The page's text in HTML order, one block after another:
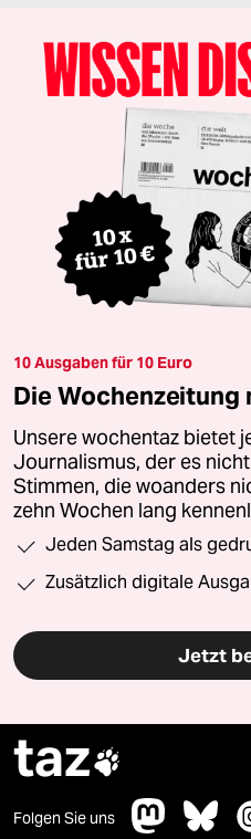
10 Ausgaben für 10 Euro
Die
Unsere wochentaz bietet
Journalismus, der es
Stimmen, die woanders
zehn Wochen lang
Jeden Samstag als
Zusätzlich digitale
Jetzt
taz
Folgen Sie uns